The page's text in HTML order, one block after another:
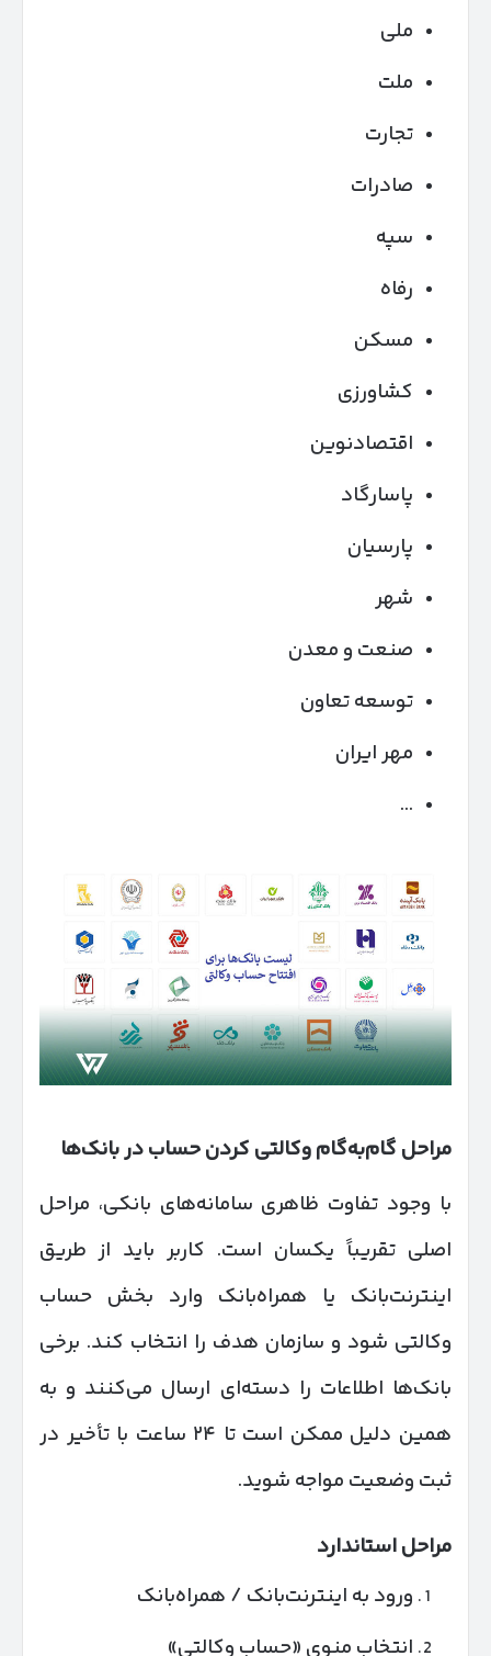
ملی
ملت
تجارت
صادرات
سپه
رفاه
مسکن
کشاورزی
اقتصادنوین
پاسارگاد
پارسیان
شهر
صنعت و معدن
توسعه تعاون
مهر ایران
…
مراحل گام‌به‌گام وکالتی کردن حساب در بانک‌ها
با وجود تفاوت ظاهری سامانه‌های بانکی، مراحل
اصلی تقریباً یکسان است. کاربر باید از طریق
اینترنت‌بانک یا همراه‌بانک وارد بخش حساب
وکالتی شود و سازمان هدف را انتخاب کند. برخی
بانک‌ها اطلاعات را دسته‌ای ارسال می‌کنند و به
همین دلیل ممکن است تا ۲۴ ساعت با تأخیر در
ثبت وضعیت مواجه شوید.
مراحل استاندارد
ورود به اینترنت‌بانک / همراه‌بانک
انتخاب منوی «حساب وکالتی»